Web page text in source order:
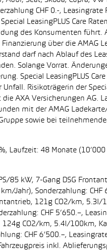
CHF 0.-, Leasingrate
LeasingPLUS Care
des Konsumenten
über die AMAG
darf nach Ablauf des
Solange Vorrat.
Special LeasingPLUS
Risikoträgerin der
AXA Versicherungen AG.
mit der AMAG
sowie bei
Laufzeit: 48 Monate
85 kW, 7-Gang DSG
Jahr), Sonderzahlung:
121g CO2/km, 5.3l/
CHF 5’650.–,
CO2/km, 5.4l/100km,
CHF 6’500.–,
inkl.